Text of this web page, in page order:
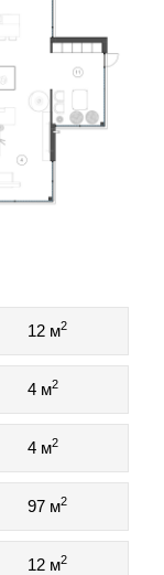
12 м2
4 м2
4 м2
97 м2
12 м2